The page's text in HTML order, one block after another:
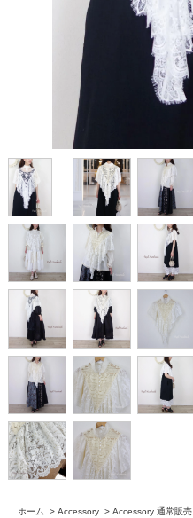
ホーム > Accessory > Accessory 通常販売